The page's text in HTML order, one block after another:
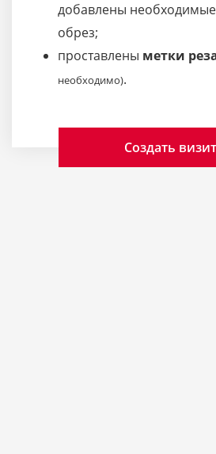
добавлены
обрез;
проставлены метки
необходимо).
Создать